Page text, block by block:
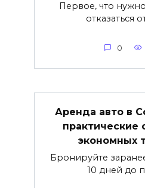
Первое, что нужно
отказаться
0
Аренда авто в
практические
экономных
Бронируйте
10 дней до